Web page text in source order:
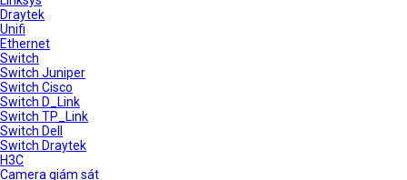
Draytek
Unifi
Ethernet
Switch
Switch Juniper
Switch Cisco
Switch D_Link
Switch TP_Link
Switch Dell
Switch Draytek
H3C
Camera giám sát